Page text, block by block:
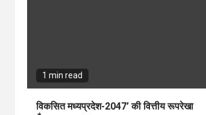
1 min read
विकसित मध्यप्रदेश-2047’ की वित्तीय रूपरेखा